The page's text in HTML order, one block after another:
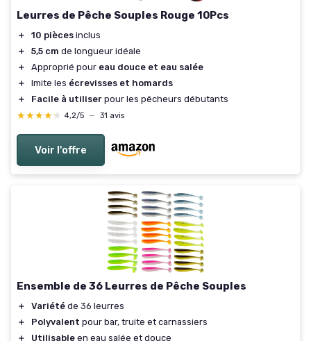
Leurres de Pêche Souples Rouge 10Pcs
＋ 10 pièces inclus
＋
5,5 cm de longueur idéale
＋
Approprié pour eau douce et eau salée
＋
Imite les écrevisses et homards
＋
Facile à utiliser pour les pêcheurs débutants
★★★★★
★★★★★ 4,2/5 — 31 avis
Voir l'offre
Ensemble de 36 Leurres de Pêche Souples
＋ Variété de 36 leurres
＋
Polyvalent pour bar, truite et carnassiers
＋
Utilisable en eau salée et douce